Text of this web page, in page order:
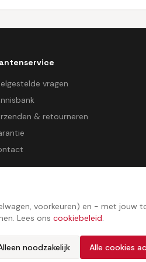
voorkeuren) en - met jouw
Lees ons cookiebeleid.
noodzakelijk Alle cookies
vragen
& retourneren
Ontwikkeld doorProcessStudio